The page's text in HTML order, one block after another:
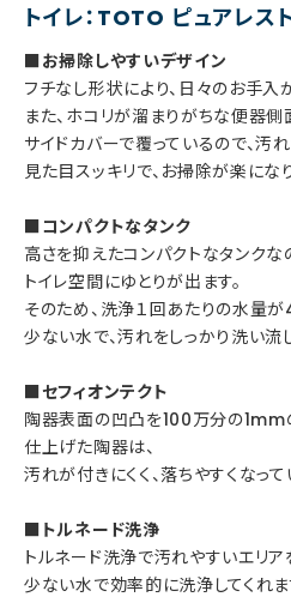
トイレ：TOTO ピュアレス
■お掃除しやすいデザイン
フチなし形状により、日々のお手入
また、ホコリが溜まりがちな便器側
サイドカバーで覆っているので、汚
見た目スッキリで、お掃除が楽にな
■コンパクトなタンク
高さを抑えたコンパクトなタンクな
トイレ空間にゆとりが出ます。
そのため、洗浄１回あたりの水量が
少ない水で、汚れをしっかり洗い流
■セフィオンテクト
陶器表面の凹凸を100万分の1mm
仕上げた陶器は、
汚れが付きにくく、落ちやすくなって
■トルネード洗浄
トルネード洗浄で汚れやすいエリア
少ない水で効率的に洗浄してくれま